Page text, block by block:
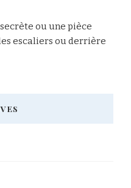
ou une pièce
escaliers ou derrière